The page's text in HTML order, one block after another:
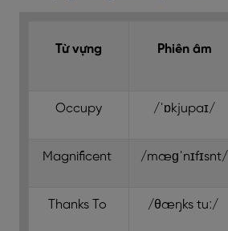
Từ vựng Phiên âm
Occupy /ˈɒkjupaɪ/
Magnificent /mæɡˈnɪfɪsnt/
Thanks To /θæŋks tuː/